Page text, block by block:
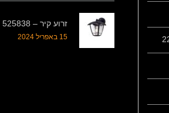
זרוע קיר – 525838
15 באפריל 2024